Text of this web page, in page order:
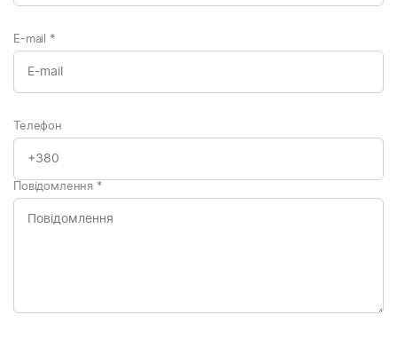
E-mail *
Телефон
Повідомлення *